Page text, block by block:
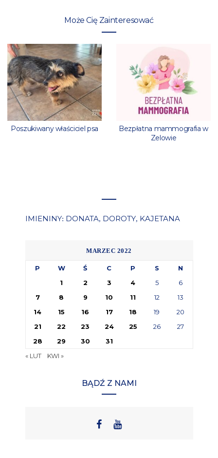
Może Cię Zainteresować
Poszukiwany właściciel psa
Bezpłatna mammografia w
Zelowie
IMIENINY: DONATA, DOROTY, KAJETANA
MARZEC 2022
P W Ś C P S
N
1
2 3 4 5
6
7
8 9 10 11 12
13
14
15 16 17 18 19
20
21
22 23 24 25 26
27
28
29 30
31
« LUT
KWI »
BĄDŹ Z NAMI